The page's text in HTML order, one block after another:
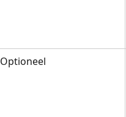
Optioneel